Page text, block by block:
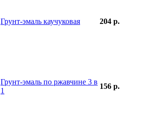
Грунт-эмаль каучуковая 204 р.
Грунт-эмаль по ржавчине 3 в
1
156 р.